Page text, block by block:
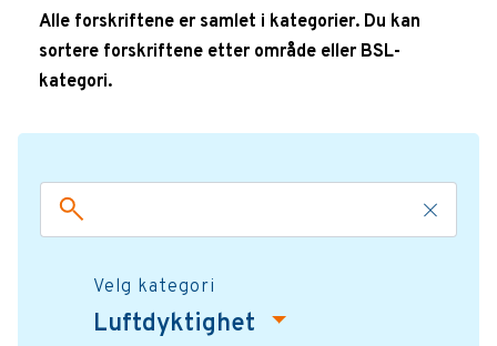
Alle forskriftene er samlet i kategorier. Du kan
sortere forskriftene etter område eller BSL-
kategori.
Velg kategori
Luftdyktighet